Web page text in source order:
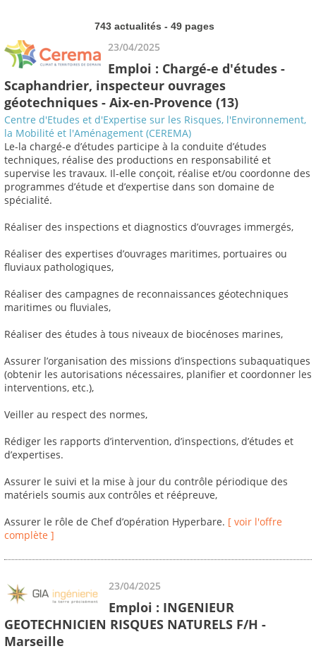
743 actualités - 49 pages
23/04/2025
Emploi : Chargé-e d'études -
Scaphandrier, inspecteur ouvrages
géotechniques - Aix-en-Provence (13)
Centre d'Etudes et d'Expertise sur les Risques, l'Environnement,
la Mobilité et l'Aménagement (CEREMA)
Le-la chargé-e d’études participe à la conduite d’études
techniques, réalise des productions en responsabilité et
supervise les travaux. Il-elle conçoit, réalise et/ou coordonne des
programmes d’étude et d’expertise dans son domaine de
spécialité.
Réaliser des inspections et diagnostics d’ouvrages immergés,
Réaliser des expertises d’ouvrages maritimes, portuaires ou
fluviaux pathologiques,
Réaliser des campagnes de reconnaissances géotechniques
maritimes ou fluviales,
Réaliser des études à tous niveaux de biocénoses marines,
Assurer l’organisation des missions d’inspections subaquatiques
(obtenir les autorisations nécessaires, planifier et coordonner les
interventions, etc.),
Veiller au respect des normes,
Rédiger les rapports d’intervention, d’inspections, d’études et
d’expertises.
Assurer le suivi et la mise à jour du contrôle périodique des
matériels soumis aux contrôles et réépreuve,
Assurer le rôle de Chef d’opération Hyperbare. [ voir l'offre
complète ]
23/04/2025
Emploi : INGENIEUR
GEOTECHNICIEN RISQUES NATURELS F/H -
Marseille